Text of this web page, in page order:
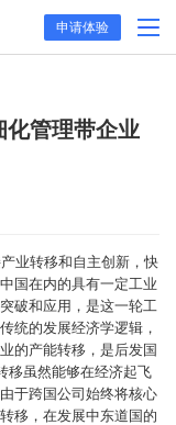
申请体验
化管理带企业
业转移和自主创新，快
国在内的具有一定工业
破和应用，是这一轮工
统的发展经济学逻辑，
的产能转移，是后发国
移虽然能够在经济起飞
于跨国公司始终将核心
移，在发展中东道国的